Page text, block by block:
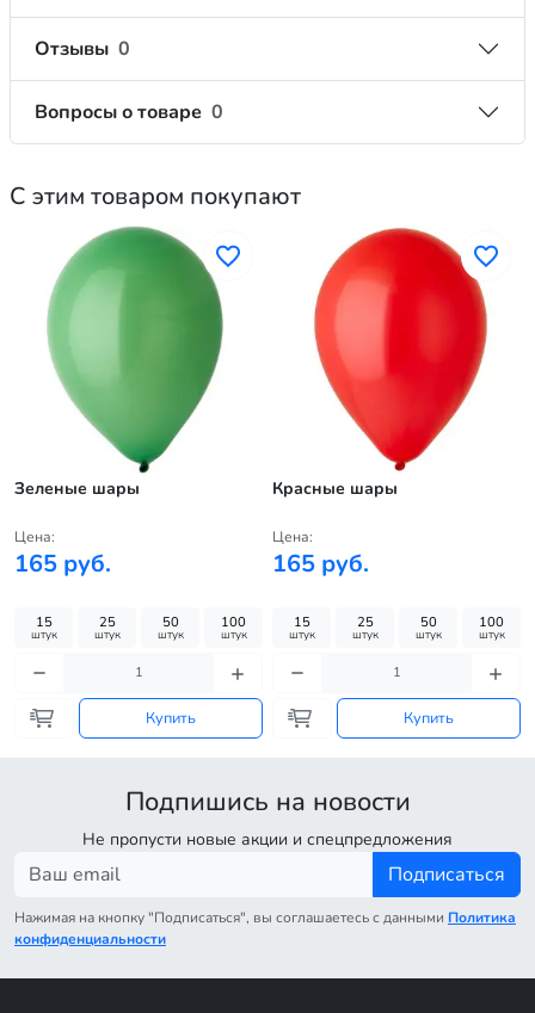
Отзывы 0
Вопросы о товаре 0
С этим товаром покупают
Зеленые шары
Цена:
165 руб.
15
штук
25
штук
50
штук
100
штук
Купить
Красные шары
Цена:
165 руб.
15
штук
25
штук
50
штук
100
штук
Купить
Подпишись на новости
Не пропусти новые акции и спецпредложения
Подписаться
Нажимая на кнопку "Подписаться", вы соглашаетесь с данными Политика
конфиденциальности